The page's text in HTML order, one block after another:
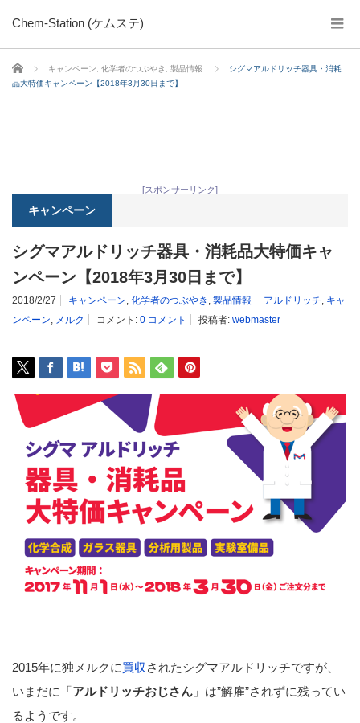
Chem-Station (ケムステ)
ホーム キャンペーン 化学者のつぶやき 製品情報
シグマアルドリッチ器具・消耗
品大特価キャンペーン【2018年3月30日まで】
[スポンサーリンク]
キャンペーン
シグマアルドリッチ器具・消耗品大特価キャ
ンペーン【2018年3月30日まで】
2018/2/27 キャンペーン, 化学者のつぶやき , 製品情報 アルドリッチ, キャ
ンペーン, メルク コメント: 0 コメント 投稿者: webmaster
2015年に独メルクに買収 されたシグマアルドリッチですが、
いまだに「アルドリッチおじさん 」は”解雇”されずに残ってい
るようです。